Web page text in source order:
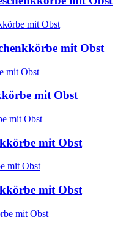
mit Obst
mit Obst
mit Obst
mit Obst